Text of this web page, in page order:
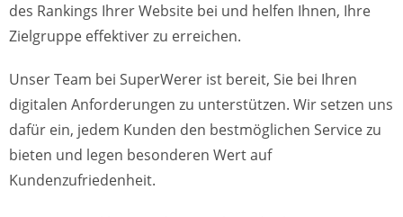
des Rankings Ihrer Website bei und helfen Ihnen, Ihre
Zielgruppe effektiver zu erreichen.
Unser Team bei SuperWerer ist bereit, Sie bei Ihren
digitalen Anforderungen zu unterstützen. Wir setzen uns
dafür ein, jedem Kunden den bestmöglichen Service zu
bieten und legen besonderen Wert auf
Kundenzufriedenheit.